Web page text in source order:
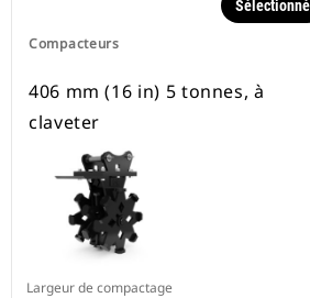
Compacteurs
Sélectionné
406 mm (16 in) 5 tonnes, à
claveter
Largeur de compactage